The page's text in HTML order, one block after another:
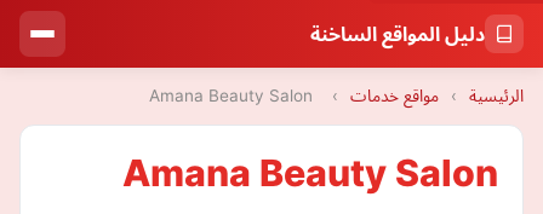
دليل المواقع الساخنة
الرئيسية › مواقع خدمات ›
Amana Beauty Salon
Amana Beauty Salon